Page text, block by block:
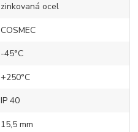
zinkovaná ocel
COSMEC
-45°C
+250°C
IP 40
15,5 mm